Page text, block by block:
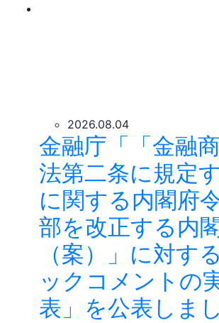
2026.08.04
金融庁「「金融
法第二条に規定
に関する内閣府
部を改正する内
（案）」に対す
ックコメントの
表」を公表しまし